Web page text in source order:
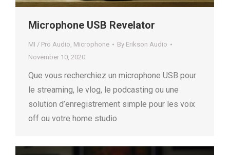
Microphone USB Revelator
MI / Pro Audio, Microphone By Erikson Audio
November 10, 2020
Que vous recherchiez un microphone USB pour
le streaming, le vlog, le podcasting ou une
solution d’enregistrement simple pour les voix
off ou votre home studio